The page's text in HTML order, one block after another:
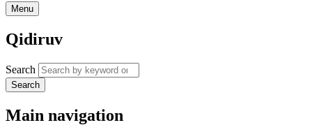
Menu
Qidiruv
Search
Search
Main navigation